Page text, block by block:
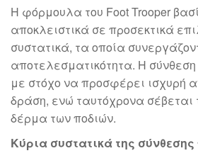
Η φόρμουλα του Foot Trooper
αποκλειστικά σε προσεκτικά
συστατικά, τα οποία
αποτελεσματικότητα. Η
με στόχο να προσφέρει ισχυρή
δράση, ενώ ταυτόχρονα σέβεται
δέρμα των ποδιών.
Κύρια συστατικά της